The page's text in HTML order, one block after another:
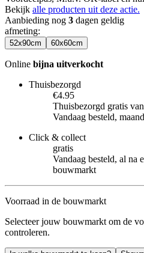
Bekijk alle producten uit deze actie.
Aanbieding nog 3 dagen geldig
afmeting:
52x90cm 60x60cm
Online bijna uitverkocht
Thuisbezorgd
€4.95
Thuisbezorgd gratis
Vandaag besteld,
Click & collect
gratis
Vandaag besteld, al na
bouwmarkt
Voorraad in de bouwmarkt
Selecteer jouw bouwmarkt om de
controleren.